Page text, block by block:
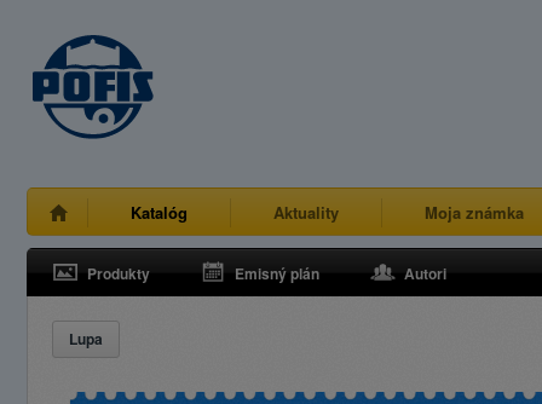
Katalóg Aktuality Moja známka
Produkty Emisný plán Autori
Lupa